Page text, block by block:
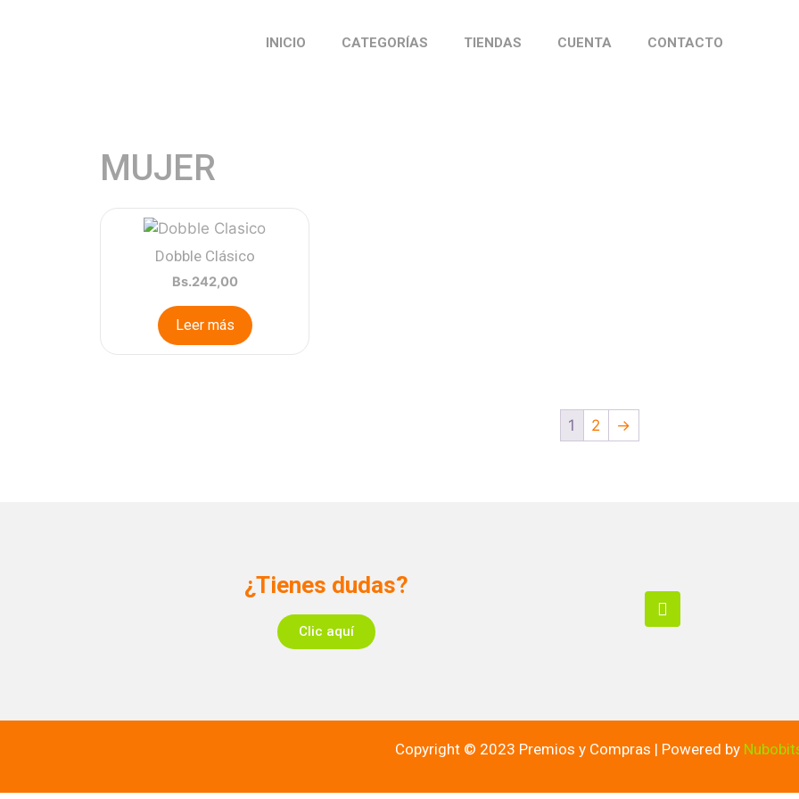
INICIO CATEGORÍAS TIENDAS CUENTA CONTACTO
MUJER
Dobble Clásico
Bs.242,00
Leer más
1 2 →
¿Tienes dudas?
Clic aquí
Copyright © 2023 Premios y Compras | Powered by